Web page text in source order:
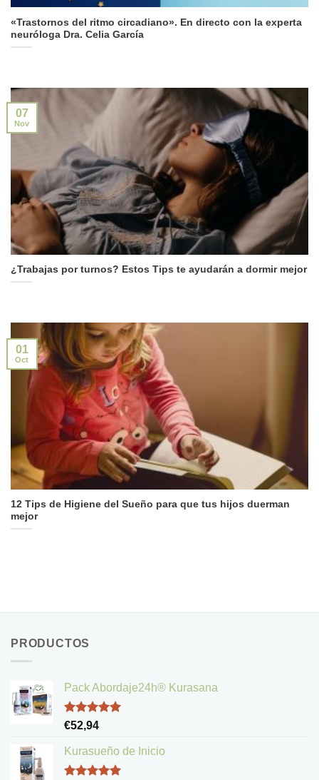
«Trastornos del ritmo circadiano». En directo con la experta
neuróloga Dra. Celia García
¿Trabajas por turnos? Estos Tips te ayudarán a dormir mejor
07
Nov
12 Tips de Higiene del Sueño para que tus hijos duerman
mejor
01
Oct
PRODUCTOS
Pack Abordaje24h® Kurasana
Valorado
de 5
€52,94
Kurasueño de Inicio